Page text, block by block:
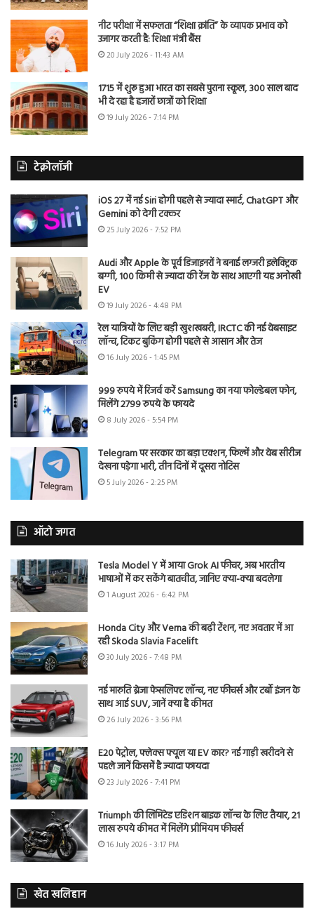
नीट परीक्षा में सफलता “शिक्षा क्रांति” के व्यापक प्रभाव को
उजागर करती है: शिक्षा मंत्री बैंस
20 July 2026 - 11:43 AM
1715 में शुरू हुआ भारत का सबसे पुराना स्कूल, 300 साल बाद
भी दे रहा है हजारों छात्रों को शिक्षा
19 July 2026 - 7:14 PM
टेक्नोलॉजी
iOS 27 में नई Siri होगी पहले से ज्यादा स्मार्ट, ChatGPT और
Gemini को देगी टक्कर
25 July 2026 - 7:52 PM
Audi और Apple के पूर्व डिजाइनरों ने बनाई लग्जरी इलेक्ट्रिक
बग्गी, 100 किमी से ज्यादा की रेंज के साथ आएगी यह अनोखी
EV
19 July 2026 - 4:48 PM
रेल यात्रियों के लिए बड़ी खुशखबरी, IRCTC की नई वेबसाइट
लॉन्च, टिकट बुकिंग होगी पहले से आसान और तेज
16 July 2026 - 1:45 PM
999 रुपये में रिजर्व करें Samsung का नया फोल्डेबल फोन,
मिलेंगे 2799 रुपये के फायदे
8 July 2026 - 5:54 PM
Telegram पर सरकार का बड़ा एक्शन, फिल्में और वेब सीरीज
देखना पड़ेगा भारी, तीन दिनों में दूसरा नोटिस
5 July 2026 - 2:25 PM
ऑटो जगत
Tesla Model Y में आया Grok AI फीचर, अब भारतीय
भाषाओं में कर सकेंगे बातचीत, जानिए क्या-क्या बदलेगा
1 August 2026 - 6:42 PM
Honda City और Verna की बढ़ी टेंशन, नए अवतार में आ
रही Skoda Slavia Facelift
30 July 2026 - 7:48 PM
नई मारुति ब्रेजा फेसलिफ्ट लॉन्च, नए फीचर्स और टर्बो इंजन के
साथ आई SUV, जानें क्या है कीमत
26 July 2026 - 3:56 PM
E20 पेट्रोल, फ्लेक्स फ्यूल या EV कार? नई गाड़ी खरीदने से
पहले जानें किसमें है ज्यादा फायदा
23 July 2026 - 7:41 PM
Triumph की लिमिटेड एडिशन बाइक लॉन्च के लिए तैयार, 21
लाख रुपये कीमत में मिलेंगे प्रीमियम फीचर्स
16 July 2026 - 3:17 PM
खेत खलिहान